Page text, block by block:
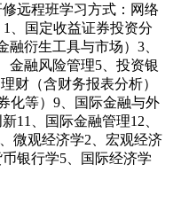
远程班学习方式：网络
、国定收益证券投资分
衍生工具与市场）3、
金融风险管理5、投资银
财（含财务报表分析）
化等）9、国际金融与外
11、国际金融管理12、
微观经济学2、宏观经济
银行学5、国际经济学